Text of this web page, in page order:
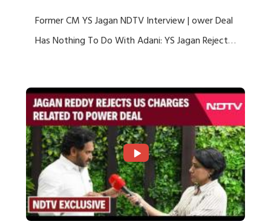
Former CM YS Jagan NDTV Interview | ower Deal
Has Nothing To Do With Adani: YS Jagan Rejects